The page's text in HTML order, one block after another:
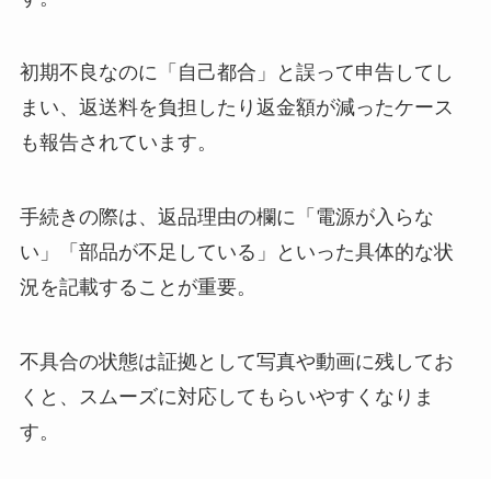
初期不良なのに「自己都合」と誤って申告してし
まい、返送料を負担したり返金額が減ったケース
も報告されています。
手続きの際は、返品理由の欄に「電源が入らな
い」「部品が不足している」といった具体的な状
況を記載することが重要。
不具合の状態は証拠として写真や動画に残してお
くと、スムーズに対応してもらいやすくなりま
す。